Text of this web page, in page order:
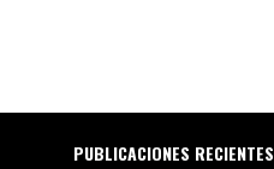
PUBLICACIONES RECIENTES